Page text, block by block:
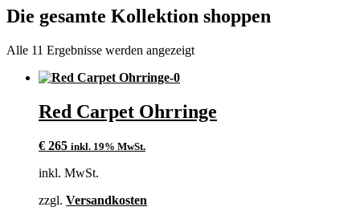
Die gesamte Kollektion shoppen
Alle 11 Ergebnisse werden angezeigt
Red Carpet Ohrringe
€ 265 inkl. 19% MwSt.
inkl. MwSt.
zzgl. Versandkosten